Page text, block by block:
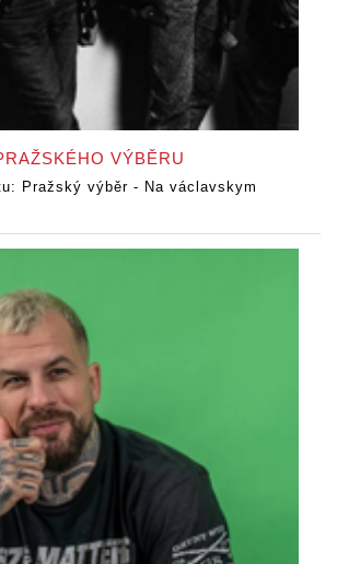
VÝBĚRU
Pražský výběr - Na václavskym